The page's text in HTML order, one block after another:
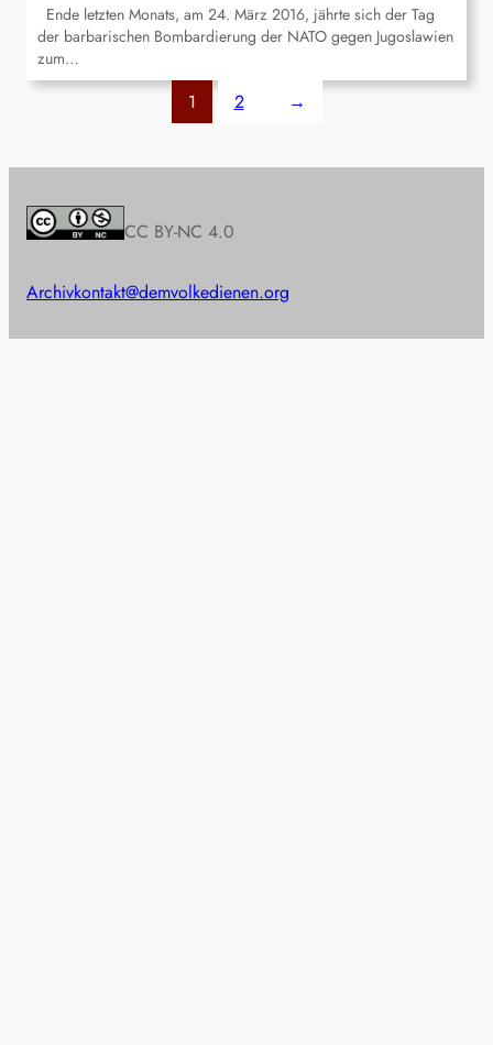
Ende letzten Monats, am 24. März 2016, jährte sich der Tag
der barbarischen Bombardierung der NATO gegen Jugoslawien
zum…
1 2 →
CC BY-NC 4.0
Archivkontakt@demvolkedienen.org